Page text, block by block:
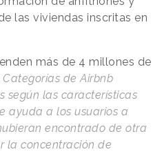
las viviendas inscritas en
más de 4 millones de
Categorías de Airbnb
según las características
ayuda a los usuarios a
encontrado de otra
la concentración de